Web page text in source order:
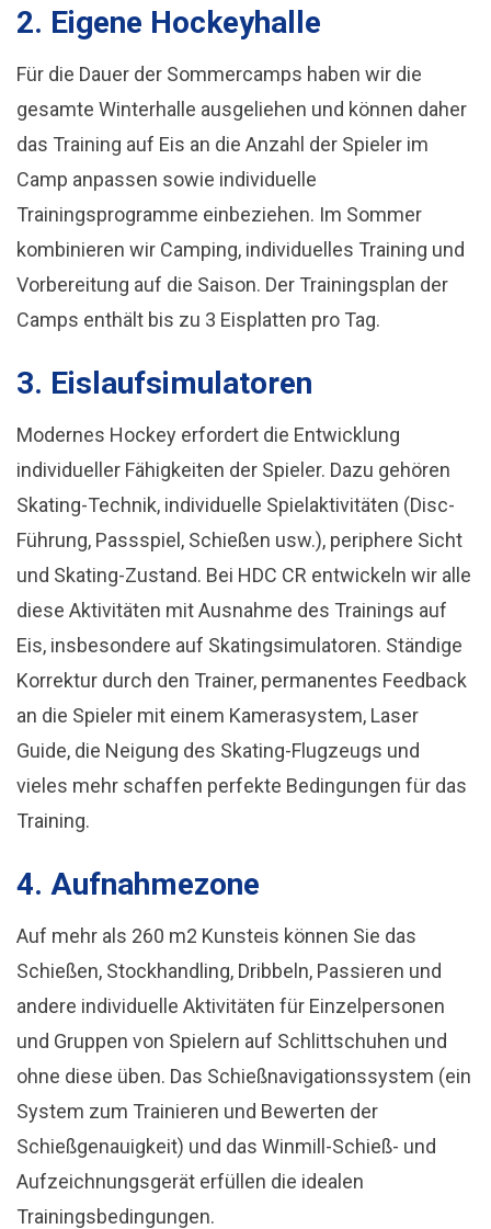
2. Eigene Hockeyhalle
Für die Dauer der Sommercamps haben wir die
gesamte Winterhalle ausgeliehen und können daher
das Training auf Eis an die Anzahl der Spieler im
Camp anpassen sowie individuelle
Trainingsprogramme einbeziehen. Im Sommer
kombinieren wir Camping, individuelles Training und
Vorbereitung auf die Saison. Der Trainingsplan der
Camps enthält bis zu 3 Eisplatten pro Tag.
3. Eislaufsimulatoren
Modernes Hockey erfordert die Entwicklung
individueller Fähigkeiten der Spieler. Dazu gehören
Skating-Technik, individuelle Spielaktivitäten (Disc-
Führung, Passspiel, Schießen usw.), periphere Sicht
und Skating-Zustand. Bei HDC CR entwickeln wir alle
diese Aktivitäten mit Ausnahme des Trainings auf
Eis, insbesondere auf Skatingsimulatoren. Ständige
Korrektur durch den Trainer, permanentes Feedback
an die Spieler mit einem Kamerasystem, Laser
Guide, die Neigung des Skating-Flugzeugs und
vieles mehr schaffen perfekte Bedingungen für das
Training.
4. Aufnahmezone
Auf mehr als 260 m2 Kunsteis können Sie das
Schießen, Stockhandling, Dribbeln, Passieren und
andere individuelle Aktivitäten für Einzelpersonen
und Gruppen von Spielern auf Schlittschuhen und
ohne diese üben. Das Schießnavigationssystem (ein
System zum Trainieren und Bewerten der
Schießgenauigkeit) und das Winmill-Schieß- und
Aufzeichnungsgerät erfüllen die idealen
Trainingsbedingungen.